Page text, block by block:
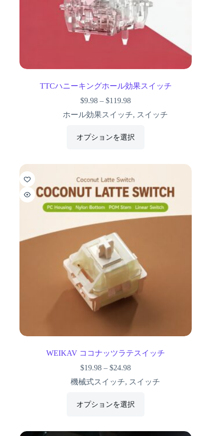
TTCハニーキングホール効果スイッチ
$9.98 –$119.98
ホール効果スイッチ, スイッチ
オプションを選択
WEIKAV ココナッツラテスイッチ
$19.98 –$24.98
機械式スイッチ, スイッチ
オプションを選択